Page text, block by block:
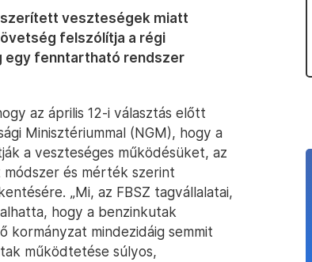
veszteségek miatt
felszólítja a régi
egy fenntartható rendszer
az április 12-i választás előtt
Minisztériummal (NGM), hogy a
a veszteséges működésüket, az
és mérték szerint
„Mi, az FBSZ tagvállalatai,
hogy a benzinkutak
kormányzat mindezidáig semmit
működtetése súlyos,